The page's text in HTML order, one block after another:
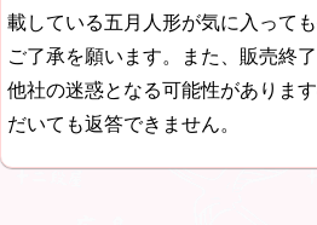
載している五月人形が気に入って
ご了承を願います。また、販売終
他社の迷惑となる可能性がありま
だいても返答できません。